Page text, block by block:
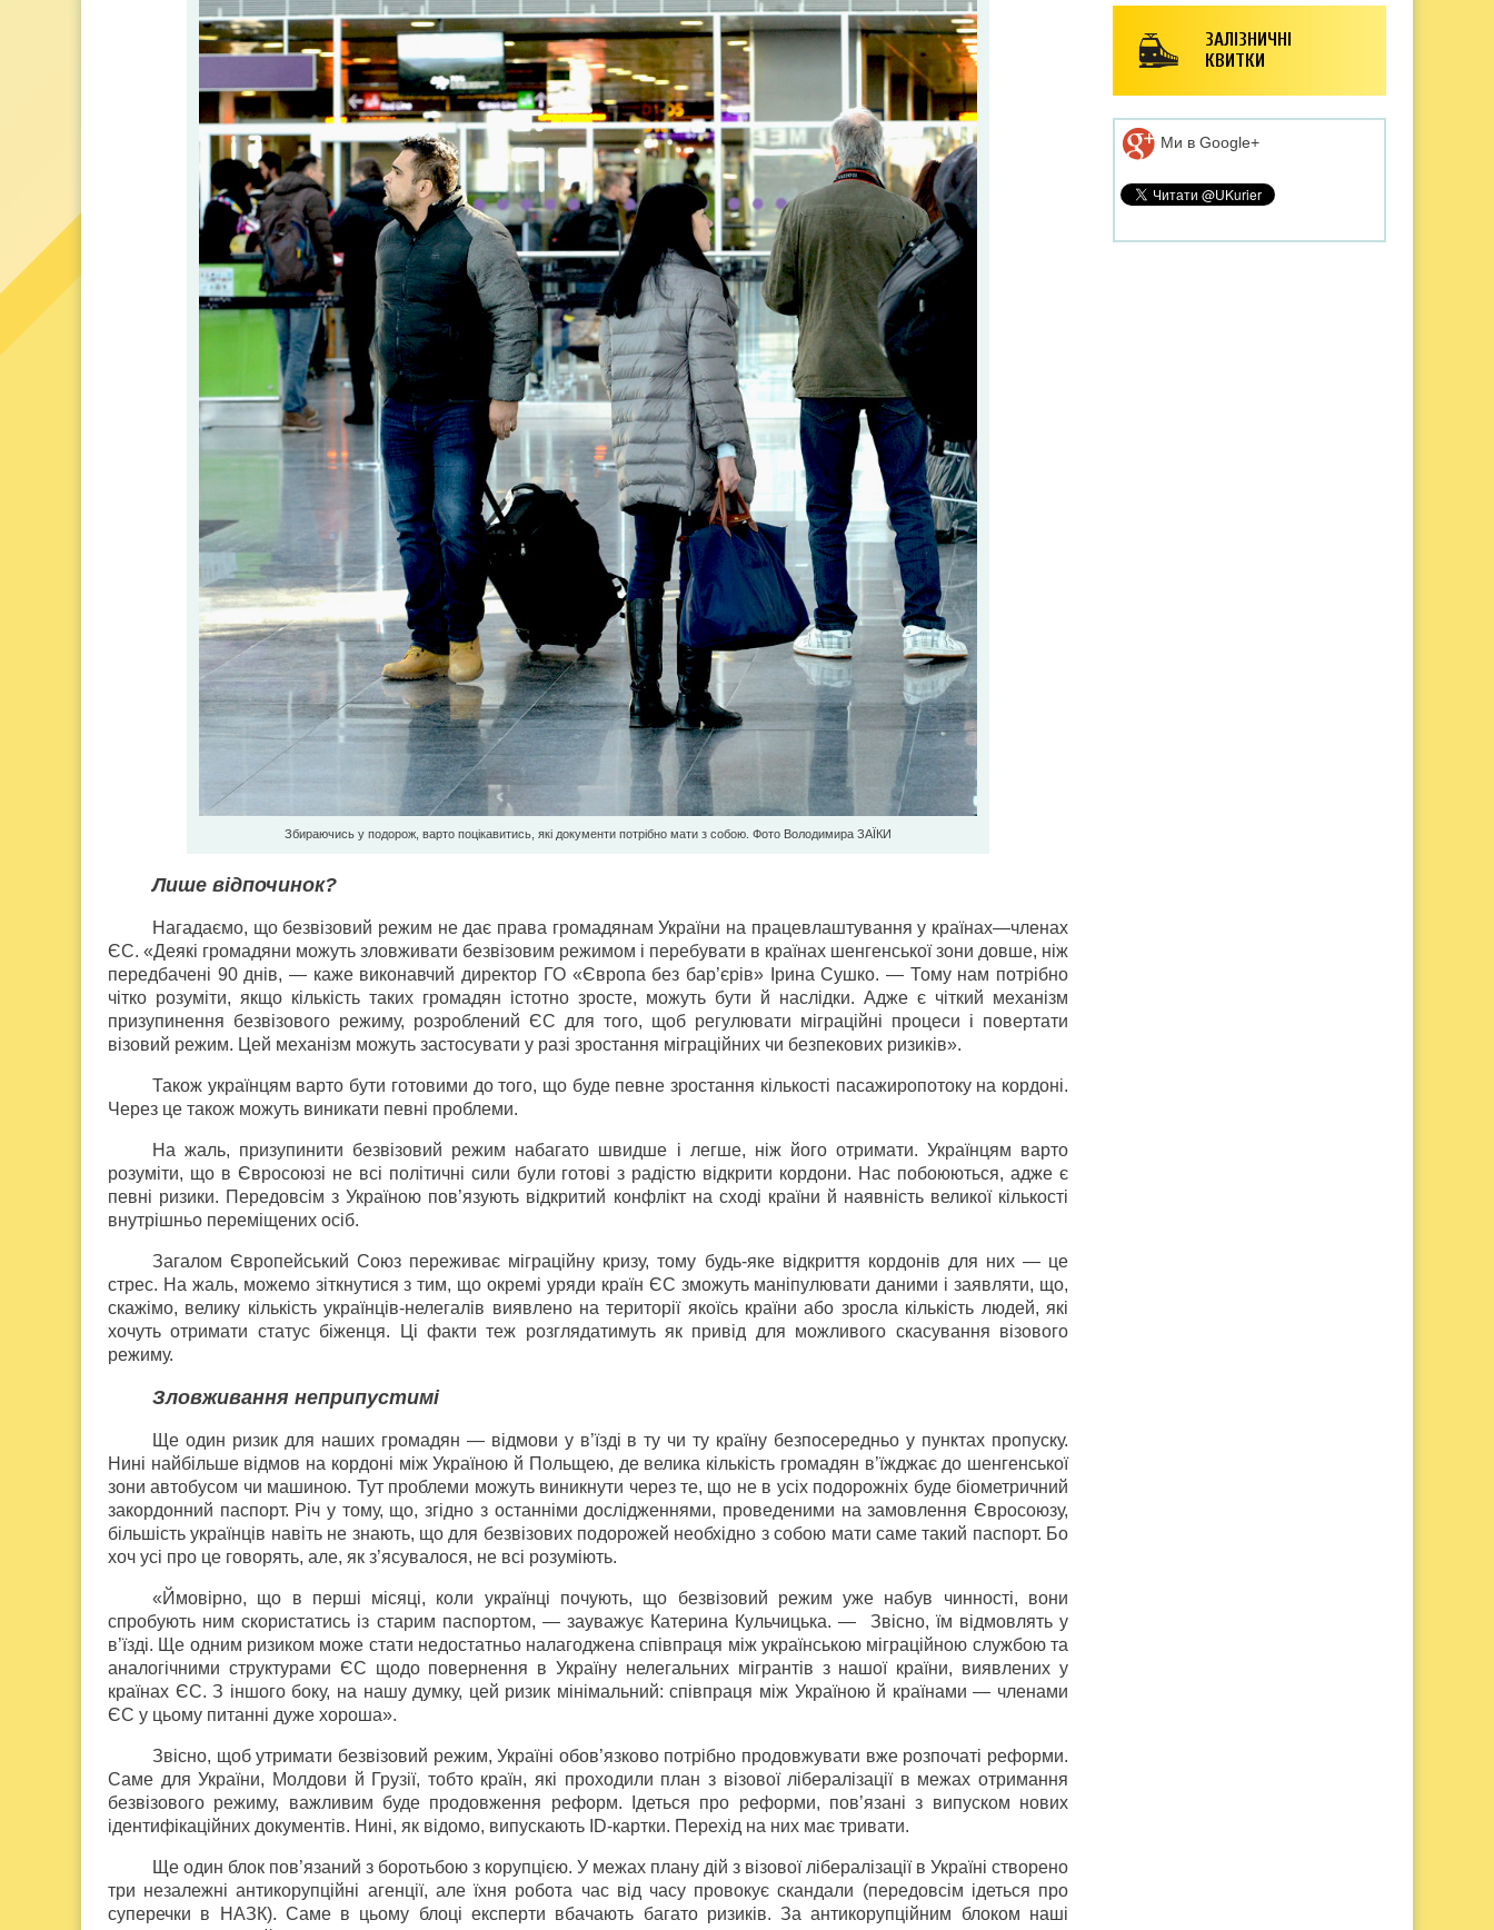
Збираючись у подорож, варто поцікавитись, які документи потрібно мати з cобою. Фото Володимира ЗAЇКИ
Лише відпочинок?
Нагадаємо, що безвізовий режим не дає права громадянам України на працевлаштування у країнах—членах
ЄС. «Деякі громадяни можуть зловживати безвізовим режимом і перебувати в країнах шенгенської зони довше, ніж
передбачені 90 днів, — каже виконавчий директор ГО «Європа без бар’єрів» Ірина Сушко. — Тому нам потрібно
чітко розуміти, якщо кількість таких громадян істотно зросте, можуть бути й наслідки. Адже є чіткий механізм
призупинення безвізового режиму, розроблений ЄС для того, щоб регулювати міграційні процеси і повертати
візовий режим. Цей механізм можуть застосувати у разі зростання міграційних чи безпекових ризиків».
Також українцям варто бути готовими до того, що буде певне зростання кількості пасажиропотоку на кордоні.
Через це також можуть виникати певні проблеми.
На жаль, призупинити безвізовий режим набагато швидше і легше, ніж його отримати. Українцям варто
розуміти, що в Євросоюзі не всі політичні сили були готові з радістю відкрити кордони. Нас побоюються, адже є
певні ризики. Передовсім з Україною пов’язують відкритий конфлікт на сході країни й наявність великої кількості
внутрішньо переміщених осіб.
Загалом Європейський Союз переживає міграційну кризу, тому будь-яке відкриття кордонів для них — це
стрес. На жаль, можемо зіткнутися з тим, що окремі уряди країн ЄС зможуть маніпулювати даними і заявляти, що,
скажімо, велику кількість українців-нелегалів виявлено на території якоїсь країни або зросла кількість людей, які
хочуть отримати статус біженця. Ці факти теж розглядатимуть як привід для можливого скасування візового
режиму.
Зловживання неприпустимі
Ще один ризик для наших громадян — відмови у в’їзді в ту чи ту країну безпосередньо у пунктах пропуску.
Нині найбільше відмов на кордоні між Україною й Польщею, де велика кількість громадян в’їжджає до шенгенської
зони автобусом чи машиною. Тут проблеми можуть виникнути через те, що не в усіх подорожніх буде біометричний
закордонний паспорт. Річ у тому, що, згідно з останніми дослідженнями, проведеними на замовлення Євросоюзу,
більшість українців навіть не знають, що для безвізових подорожей необхідно з собою мати саме такий паспорт. Бо
хоч усі про це говорять, але, як з’ясувалося, не всі розуміють.
«Ймовірно, що в перші місяці, коли українці почують, що безвізовий режим уже набув чинності, вони
спробують ним скористатись із старим паспортом, — зауважує Катерина Кульчицька. — Звісно, їм відмовлять у
в’їзді. Ще одним ризиком може стати недостатньо налагоджена співпраця між українською міграційною службою та
аналогічними структурами ЄС щодо повернення в Україну нелегальних мігрантів з нашої країни, виявлених у
країнах ЄС. З іншого боку, на нашу думку, цей ризик мінімальний: співпраця між Україною й країнами — членами
ЄС у цьому питанні дуже хороша».
Звісно, щоб утримати безвізовий режим, Україні обов’язково потрібно продовжувати вже розпочаті реформи.
Саме для України, Молдови й Грузії, тобто країн, які проходили план з візової лібералізації в межах отримання
безвізового режиму, важливим буде продовження реформ. Ідеться про реформи, пов’язані з випуском нових
ідентифікаційних документів. Нині, як відомо, випускають ID-картки. Перехід на них має тривати.
Ще один блок пов’язаний з боротьбою з корупцією. У межах плану дій з візової лібералізації в Україні створено
три незалежні антикорупційні агенції, але їхня робота час від часу провокує скандали (передовсім ідеться про
суперечки в НАЗК). Саме в цьому блоці експерти вбачають багато ризиків. За антикорупційним блоком наші
ЗАЛІЗНИЧНІ
КВИТКИ
Ми в Google+